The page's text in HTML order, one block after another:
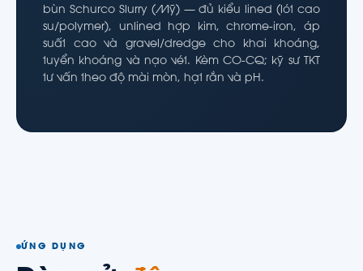
bùn Schurco Slurry (Mỹ) — đủ kiểu lined (lót cao
su/polymer), unlined hợp kim, chrome-iron, áp
suất cao và gravel/dredge cho khai khoáng,
tuyển khoáng và nạo vét. Kèm CO-CQ; kỹ sư TKT
tư vấn theo độ mài mòn, hạt rắn và pH.
ỨNG DỤNG